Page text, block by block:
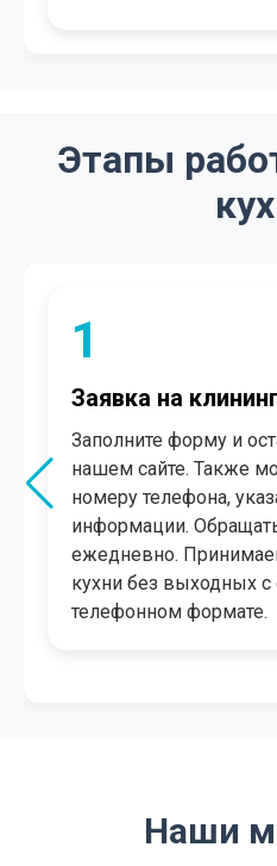
Этапы
2
Согласование
В течение нескольких
свяжется с Вами.
консультацию,
ориентировочную
решить, какой пакет
выбрать, подберет
временной
Наши